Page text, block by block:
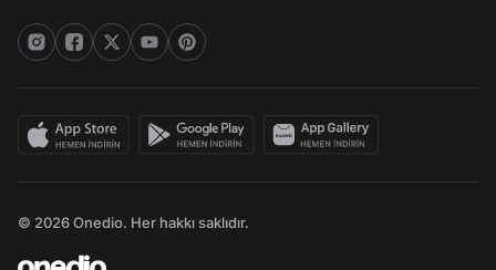
© 2026 Onedio. Her hakkı saklıdır.